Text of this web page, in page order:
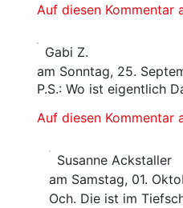
Auf diesen Kommentar
Gabi Z.
am Sonntag, 25.
P.S.: Wo ist eigentlich
Auf diesen Kommentar
Susanne Ackstaller
am Samstag, 01.
Och. Die ist im